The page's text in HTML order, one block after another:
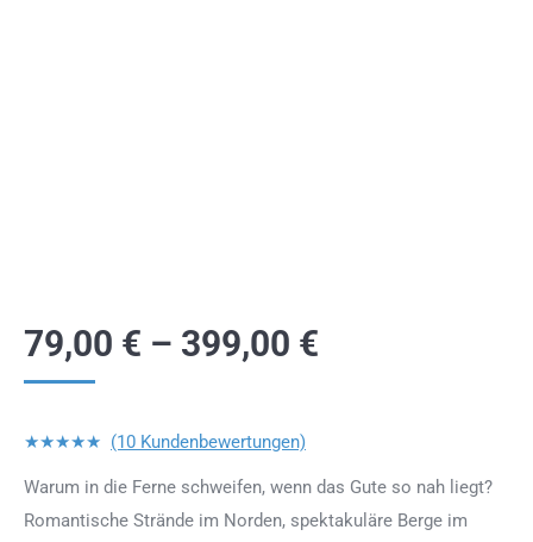
79,00 € – 399,00 €
★★★★★ (10 Kundenbewertungen)
Warum in die Ferne schweifen, wenn das Gute so nah liegt?
Romantische Strände im Norden, spektakuläre Berge im